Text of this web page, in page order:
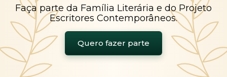
Faça parte da Família Literária e do Projeto
Escritores Contemporâneos.
Quero fazer parte